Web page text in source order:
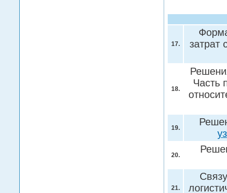
17.
затрат
18.
Часть
19.
20.
21.